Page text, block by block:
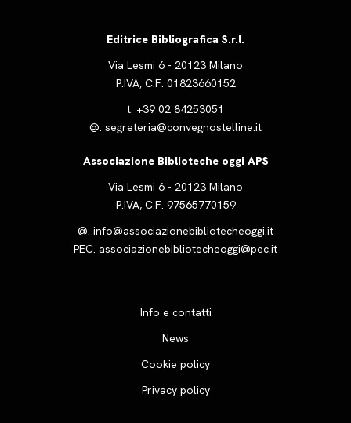
Editrice Bibliografica S.r.l.
Via Lesmi 6 - 20123 Milano
P.IVA, C.F. 01823660152
t. +39 02 84253051
@. segreteria@convegnostelline.it
Associazione Biblioteche oggi APS
Via Lesmi 6 - 20123 Milano
P.IVA, C.F. 97565770159
@. info@associazionebibliotecheoggi.it
PEC. associazionebibliotecheoggi@pec.it
Info e contatti
News
Cookie policy
Privacy policy